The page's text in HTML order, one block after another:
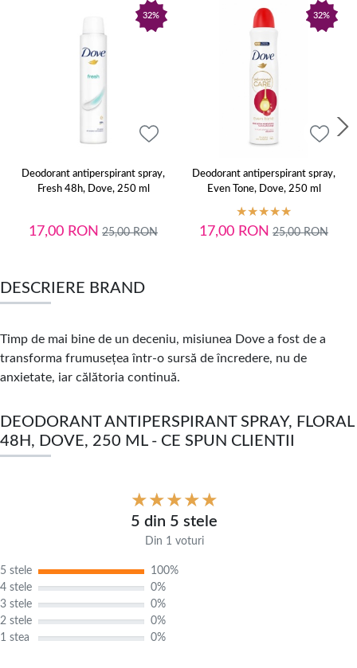
32%
Deodorant antiperspirant spray,
Fresh 48h, Dove, 250 ml
17,00 RON 25,00RON
32%
Deodorant antiperspirant spray,
Even Tone, Dove, 250 ml
17,00 RON 25,00RON
DESCRIERE BRAND
Timp de mai bine de un deceniu, misiunea Dove a fost de a
transforma frumusețea într-o sursă de încredere, nu de
anxietate, iar călătoria continuă.
DEODORANT ANTIPERSPIRANT SPRAY, FLORAL
48H, DOVE, 250 ML - CE SPUN CLIENTII
5 din 5 stele
Din 1 voturi
5 stele
100%
4 stele
0%
3 stele
0%
2 stele
0%
1 stea
0%